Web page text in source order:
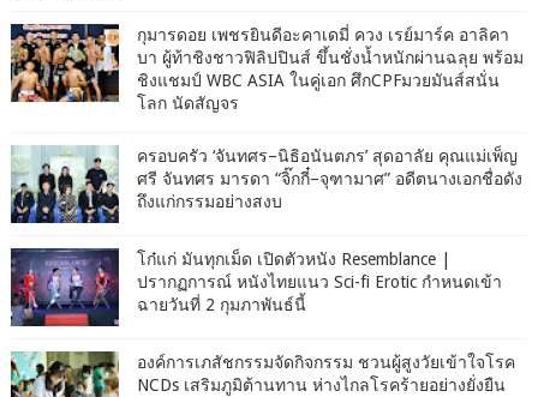
กุมารดอย เพชรยินดีอะคาเดมี่ ควง เรย์มาร์ค อาลิคา
บา ผู้ท้าชิงชาวฟิลิปปินส์ ขึ้นชั่งน้ำหนักผ่านฉลุย พร้อม
ชิงแชมป์ WBC ASIA ในคู่เอก ศึกCPFมวยมันส์สนั่น
โลก นัดสัญจร
ครอบครัว ‘จันทศร–นิธิอนันตภร’ สุดอาลัย คุณแม่เพ็ญ
ศรี จันทศร มารดา “จิ๊กกี๋–จุฑามาศ” อดีตนางเอกชื่อดัง
ถึงแก่กรรมอย่างสงบ
โก๋แก่ มันทุกเม็ด เปิดตัวหนัง Resemblance |
ปรากฏการณ์ หนังไทยแนว Sci-fi Erotic กำหนดเข้า
ฉายวันที่ 2 กุมภาพันธ์นี้
องค์การเภสัชกรรมจัดกิจกรรม ชวนผู้สูงวัยเข้าใจโรค
NCDs เสริมภูมิต้านทาน ห่างไกลโรคร้ายอย่างยั่งยืน